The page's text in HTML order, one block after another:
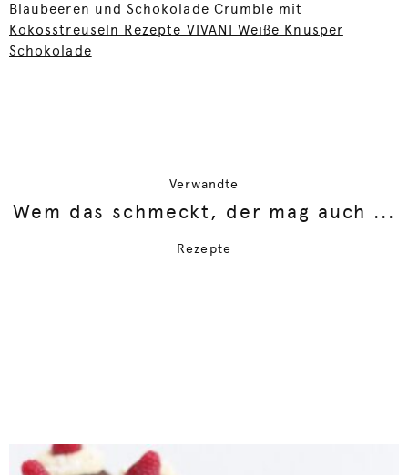
Blaubeeren und Schokolade Crumble mit
Kokosstreuseln Rezepte VIVANI Weiße Knusper
Schokolade
Verwandte
Wem das schmeckt, der mag auch ...
Rezepte